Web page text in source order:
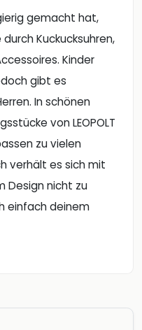
gemacht hat,
Kuckucksuhren,
Kinder
gibt es
In schönen
von LEOPOLT
zu vielen
verhält es sich mit
Design nicht zu
einfach deinem